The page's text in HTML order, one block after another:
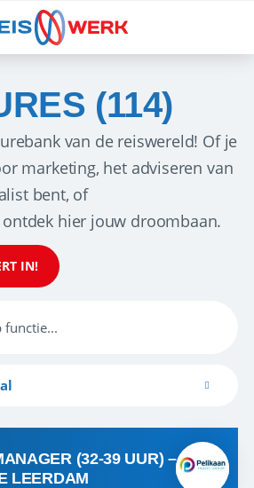
(114)
van de reiswereld! Of je
marketing, het adviseren van
bent, of
hier jouw droombaan.
IN!
(32-39 UUR) –
LEERDAM